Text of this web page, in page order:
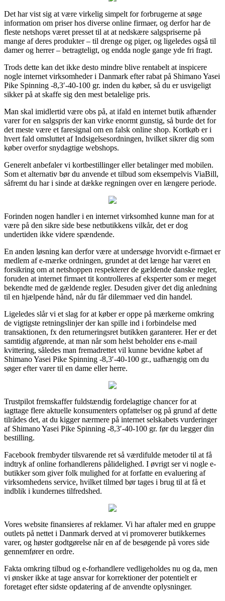
Det har vist sig at være virkelig simpelt for forbrugerne at søge
information om priser hos diverse online firmaer, og derfor har de
fleste netshops været presset til at at nedskære salgspriserne på
mange af deres produkter – til drenge og piger, og ligeledes også til
damer og herrer – betragteligt, og endda nogle gange yde fri fragt.
Trods dette kan det ikke desto mindre blive rentabelt at inspicere
nogle internet virksomheder i Danmark efter rabat på Shimano Yasei
Pike Spinning -8,3′-40-100 gr. inden du køber, så du er usvigeligt
sikker på at skaffe sig den mest betalelige pris.
Man skal imidlertid være obs på, at ifald en internet butik afhænder
varer for en salgspris der kan virke enormt gunstig, så burde det for
det meste være et faresignal om en falsk online shop. Kortkøb er i
hvert fald omsluttet af Indsigelsesordningen, hvilket sikrer dig som
køber overfor snydagtige webshops.
Generelt anbefaler vi kortbestillinger eller betalinger med mobilen.
Som et alternativ bør du anvende et tilbud som eksempelvis ViaBill,
såfremt du har i sinde at dække regningen over en længere periode.
Forinden nogen handler i en internet virksomhed kunne man for at
være på den sikre side bese netbutikkens vilkår, det er dog
undertiden ikke videre spændende.
En anden løsning kan derfor være at undersøge hvorvidt e-firmaet er
medlem af e-mærke ordningen, grundet at det længe har været en
forsikring om at netshoppen respekterer de gældende danske regler,
foruden at internet firmaet tit kontrolleres af eksperter som er meget
bekendte med de gældende regler. Desuden giver det dig anledning
til en hjælpende hånd, når du får dilemmaer ved din handel.
Ligeledes slår vi et slag for at køber er oppe på mærkerne omkring
de vigtigste retningslinjer der kan spille ind i forbindelse med
transaktionen, fx den returneringsret butikken garanterer. Her er det
samtidig afgørende, at man når som helst beholder ens e-mail
kvittering, således man fremadrettet vil kunne bevidne købet af
Shimano Yasei Pike Spinning -8,3′-40-100 gr., uafhængig om du
søger efter varer til en dame eller herre.
Trustpilot fremskaffer fuldstændig fordelagtige chancer for at
iagttage flere aktuelle konsumenters opfattelser og på grund af dette
tilrådes det, at du kigger nærmere på internet selskabets vurderinger
af Shimano Yasei Pike Spinning -8,3′-40-100 gr. før du lægger din
bestilling.
Facebook frembyder tilsvarende ret så værdifulde metoder til at få
indtryk af online forhandlerens pålidelighed. I øvrigt ser vi nogle e-
butikker som giver folk mulighed for at forfatte en evaluering af
virksomhedens service, hvilket tilmed bør tages i brug til at få et
indblik i kundernes tilfredshed.
Vores website finansieres af reklamer. Vi har aftaler med en gruppe
outlets på nettet i Danmark derved at vi promoverer butikkernes
varer, og høster godtgørelse når en af de besøgende på vores side
gennemfører en ordre.
Fakta omkring tilbud og e-forhandlere vedligeholdes nu og da, men
vi ønsker ikke at tage ansvar for korrektioner der potentielt er
foretaget efter sidste opdatering af de anvendte oplysninger.